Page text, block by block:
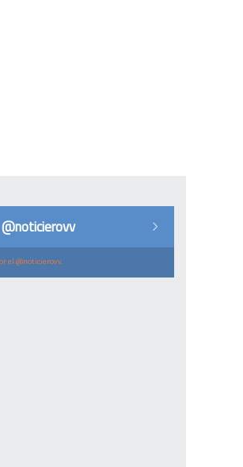
@noticierovv
el @noticierovv.